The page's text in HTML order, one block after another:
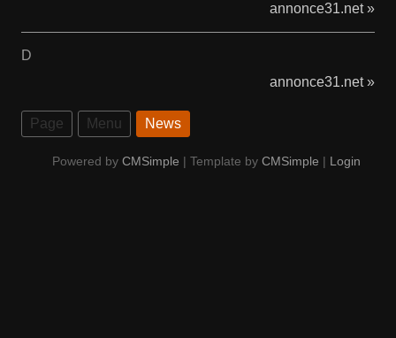
annonce31.net »
D
annonce31.net »
Page Menu News
Powered by CMSimple | Template by CMSimple | Login